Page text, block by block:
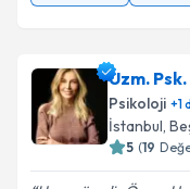
Uzm.
Psikoloji +1
İstanbul,
5 (19